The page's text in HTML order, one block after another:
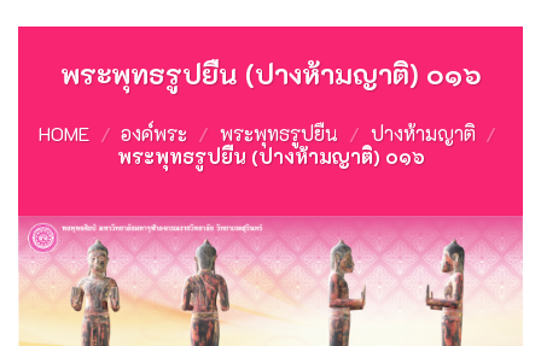
พระพุทธรูปยืน (ปางห้ามญาติ) ๐๑๖
HOME / องค์พระ / พระพุทธรูปยืน / ปางห้ามญาติ /
พระพุทธรูปยืน (ปางห้ามญาติ) ๐๑๖